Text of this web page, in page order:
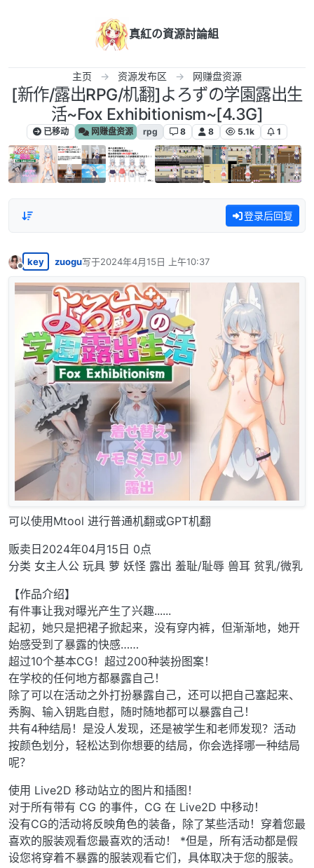
真紅の資源討論組
主页 资源发布区 网赚盘资源
[新作/露出RPG/机翻]よろずの学園露出生
活~Fox Exhibitionism~[4.3G]
已移动 网赚盘资源 rpg 8 8 5.1k 1
登录后回复
离线
key zuogu写于2024年4月15日 上午10:37
最后由 编辑
可以使用Mtool 进行普通机翻或GPT机翻
贩卖日2024年04月15日 0点
分类 女主人公 玩具 萝 妖怪 露出 羞耻/耻辱 兽耳 贫乳/微乳
【作品介绍】
有件事让我对曝光产生了兴趣......
起初，她只是把裙子掀起来，没有穿内裤，但渐渐地，她开
始感受到了暴露的快感……
超过10个基本CG！超过200种装扮图案！
在学校的任何地方都暴露自己！
除了可以在活动之外打扮暴露自己，还可以把自己塞起来、
秀胸、输入钥匙自慰，随时随地都可以暴露自己！
共有4种结局！是没人发现，还是被学生和老师发现？活动
按颜色划分，轻松达到你想要的结局，你会选择哪一种结局
呢？
使用 Live2D 移动站立的图片和插图！
对于所有带有 CG 的事件，CG 在 Live2D 中移动！
没有CG的活动将反映角色的装备，除了某些活动！穿着您最
喜欢的服装观看您最喜欢的活动！ *但是，所有活动都是假
设您将穿着不暴露的服装观看它们，具体取决于您的服装。